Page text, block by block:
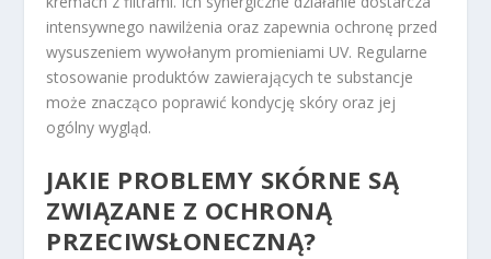
intensywnego nawilżenia oraz zapewnia ochronę przed
wysuszeniem wywołanym promieniami UV. Regularne
stosowanie produktów zawierających te substancje
może znacząco poprawić kondycję skóry oraz jej
ogólny wygląd.
JAKIE PROBLEMY SKÓRNE SĄ
ZWIĄZANE Z OCHRONĄ
PRZECIWSŁONECZNĄ?